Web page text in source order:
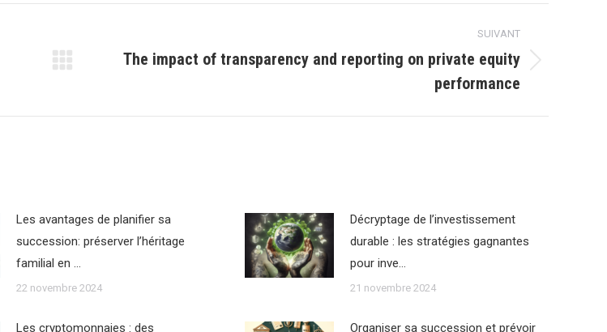
SUIVANT
:
The impact of transparency and reporting on private equity
performance
Les avantages de planifier sa
succession: préserver l’héritage
familial en …
22 novembre 2024
Décryptage de l’investissement
durable : les stratégies gagnantes
pour inve…
21 novembre 2024
Les cryptomonnaies : des
Organiser sa succession et prévoir